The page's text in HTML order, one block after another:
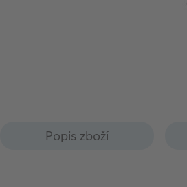
Popis zboží